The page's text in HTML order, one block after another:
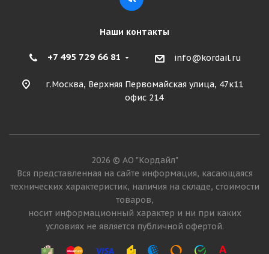
Наши контакты
+7 495 729 66 81 info@kordail.ru
г.Москва, Верхняя Первомайская улица, 47к11
офис 214
2026 © АО "Кордайл"
Вся представленная на сайте информация, касающаяся
технических характеристик, наличия на складе, стоимости
товаров,
носит информационный характер и ни при каких
условиях не является публичной офертой.